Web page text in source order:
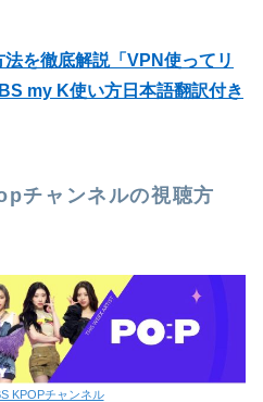
を徹底解説「VPN使ってリ
my K使い方日本語翻訳付き
チャンネルの視聴方
KPOPチャンネル